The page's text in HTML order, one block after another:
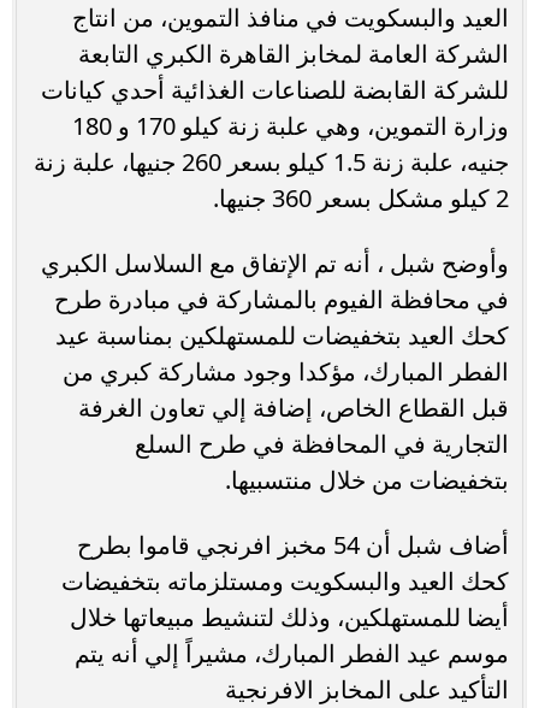
العيد والبسكويت في منافذ التموين، من انتاج
الشركة العامة لمخابز القاهرة الكبري التابعة
للشركة القابضة للصناعات الغذائية أحدي كيانات
وزارة التموين، وهي علبة زنة كيلو 170 و 180
جنيه، علبة زنة 1.5 كيلو بسعر 260 جنيها، علبة زنة
2 كيلو مشكل بسعر 360 جنيها.
وأوضح شبل ، أنه تم الإتفاق مع السلاسل الكبري
في محافظة الفيوم بالمشاركة في مبادرة طرح
كحك العيد بتخفيضات للمستهلكين بمناسبة عيد
الفطر المبارك، مؤكدا وجود مشاركة كبري من
قبل القطاع الخاص، إضافة إلي تعاون الغرفة
التجارية في المحافظة في طرح السلع
بتخفيضات من خلال منتسبيها.
أضاف شبل أن 54 مخبز افرنجي قاموا بطرح
كحك العيد والبسكويت ومستلزماته بتخفيضات
أيضا للمستهلكين، وذلك لتنشيط مبيعاتها خلال
موسم عيد الفطر المبارك، مشيراً إلي أنه يتم
التأكيد على المخابز الافرنجية